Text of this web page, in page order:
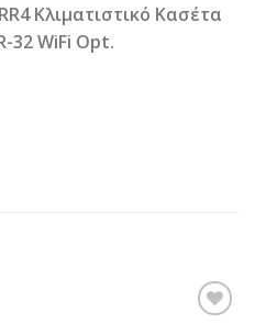
Κλιματιστικό Κασέτα
32 WiFi Opt.